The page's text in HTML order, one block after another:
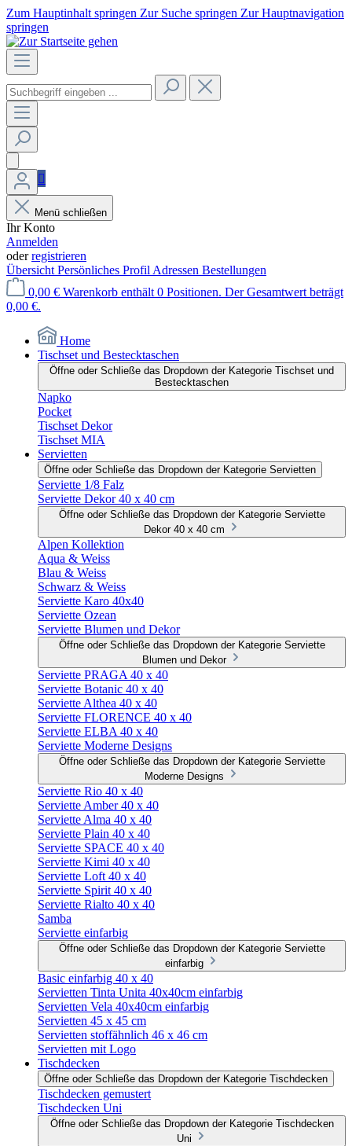
Zum Hauptinhalt springen Zur Suche springen Zur Hauptnavigation
springen
Menü schließen
Ihr Konto
Anmelden
oderregistrieren
Übersicht Persönliches Profil Adressen Bestellungen
0,00 € Warenkorb enthält 0 Positionen. Der Gesamtwert beträgt
0,00 €.
Home
Tischset und Bestecktaschen
Öffne oder Schließe das Dropdown der Kategorie Tischset und
Bestecktaschen
Napko
Pocket
Tischset Dekor
Tischset MIA
Servietten
Öffne oder Schließe das Dropdown der Kategorie Servietten
Serviette 1/8 Falz
Serviette Dekor 40 x 40 cm
Öffne oder Schließe das Dropdown der Kategorie Serviette
Dekor 40 x 40 cm
Alpen Kollektion
Aqua & Weiss
Blau & Weiss
Schwarz & Weiss
Serviette Karo 40x40
Serviette Ozean
Serviette Blumen und Dekor
Öffne oder Schließe das Dropdown der Kategorie Serviette
Blumen und Dekor
Serviette PRAGA 40 x 40
Serviette Botanic 40 x 40
Serviette Althea 40 x 40
Serviette FLORENCE 40 x 40
Serviette ELBA 40 x 40
Serviette Moderne Designs
Öffne oder Schließe das Dropdown der Kategorie Serviette
Moderne Designs
Serviette Rio 40 x 40
Serviette Amber 40 x 40
Serviette Alma 40 x 40
Serviette Plain 40 x 40
Serviette SPACE 40 x 40
Serviette Kimi 40 x 40
Serviette Loft 40 x 40
Serviette Spirit 40 x 40
Serviette Rialto 40 x 40
Samba
Serviette einfarbig
Öffne oder Schließe das Dropdown der Kategorie Serviette
einfarbig
Basic einfarbig 40 x 40
Servietten Tinta Unita 40x40cm einfarbig
Servietten Vela 40x40cm einfarbig
Servietten 45 x 45 cm
Servietten stoffähnlich 46 x 46 cm
Servietten mit Logo
Tischdecken
Öffne oder Schließe das Dropdown der Kategorie Tischdecken
Tischdecken gemustert
Tischdecken Uni
Öffne oder Schließe das Dropdown der Kategorie Tischdecken
Uni